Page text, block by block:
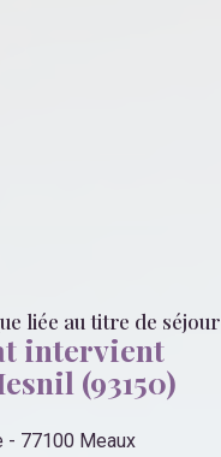
liée au titre de séjour
intervient
(93150)
- 77100 Meaux